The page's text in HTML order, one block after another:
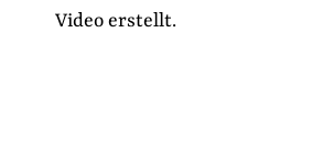
Video erstellt.